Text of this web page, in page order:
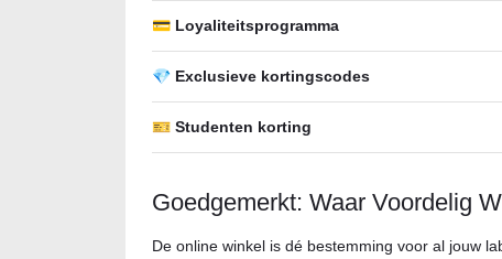
💳 Loyaliteitsprogramma
💎 Exclusieve kortingscodes
🎫 Studenten korting
Goedgemerkt: Waar Voordelig
De online winkel is dé bestemming voor al jouw